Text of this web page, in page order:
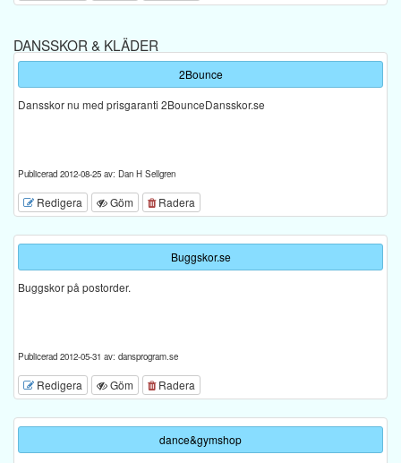
DANSSKOR & KLÄDER
2Bounce
Dansskor nu med prisgaranti 2BounceDansskor.se
Publicerad 2012-08-25 av: Dan H Sellgren
Redigera Göm Radera
Buggskor.se
Buggskor på postorder.
Publicerad 2012-05-31 av: dansprogram.se
Redigera Göm Radera
dance&gymshop